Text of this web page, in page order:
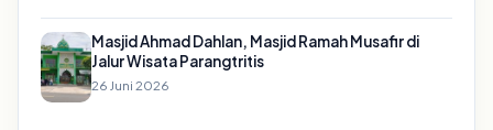
Masjid Ahmad Dahlan, Masjid Ramah Musafir di
Jalur Wisata Parangtritis
26 Juni 2026